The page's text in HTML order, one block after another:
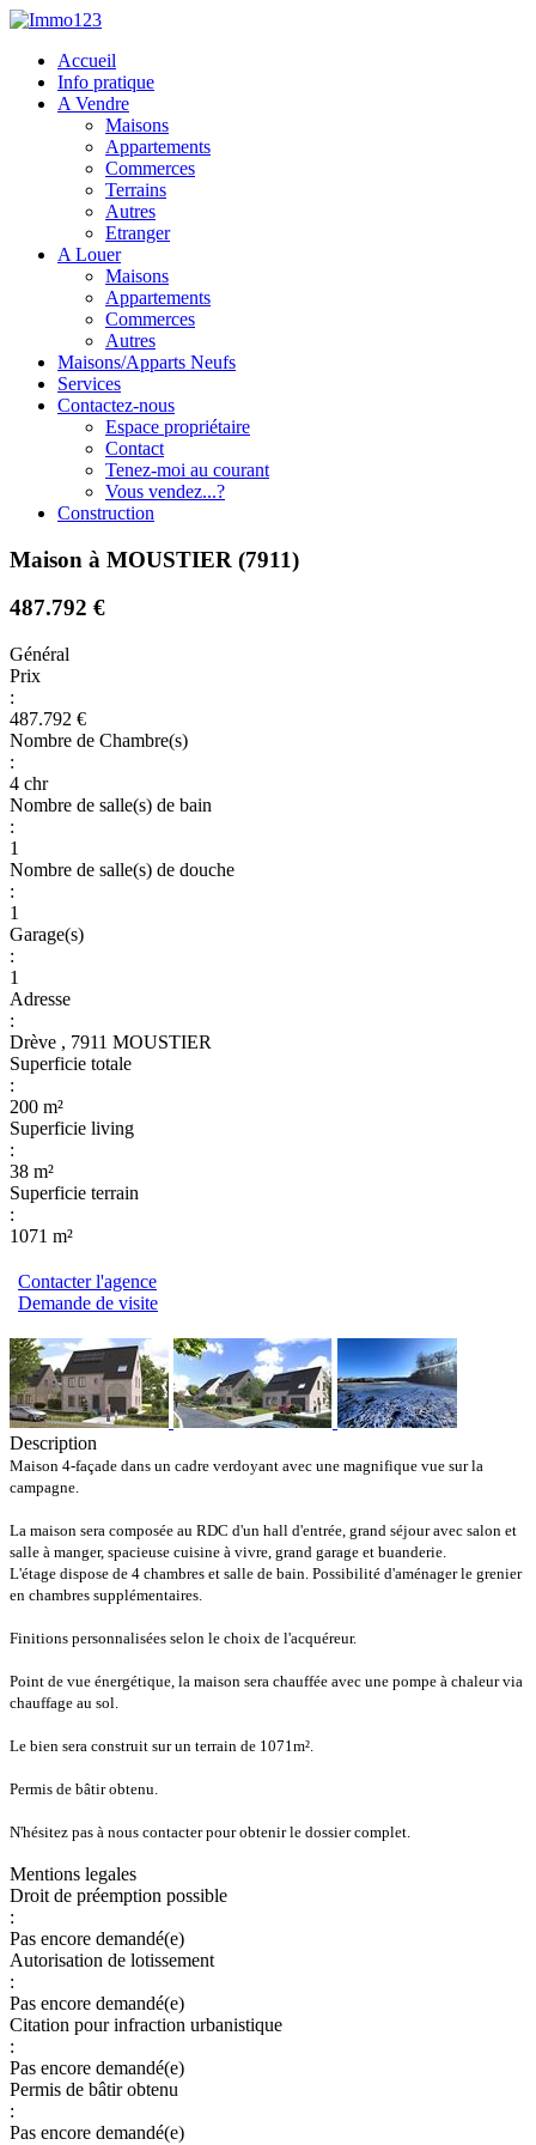
Accueil
Info pratique
A Vendre
Maisons
Appartements
Commerces
Terrains
Autres
Etranger
A Louer
Maisons
Appartements
Commerces
Autres
Maisons/Apparts Neufs
Services
Contactez-nous
Espace propriétaire
Contact
Tenez-moi au courant
Vous vendez...?
Construction
Maison à MOUSTIER (7911)
487.792 €
Général
Prix
:
487.792 €
Nombre de Chambre(s)
:
4 chr
Nombre de salle(s) de bain
:
1
Nombre de salle(s) de douche
:
1
Garage(s)
:
1
Adresse
:
Drève , 7911 MOUSTIER
Superficie totale
:
200 m²
Superficie living
:
38 m²
Superficie terrain
:
1071 m²
Contacter l'agence
Demande de visite
Description
Maison 4-façade dans un cadre verdoyant avec une magnifique vue sur la
campagne.
La maison sera composée au RDC d'un hall d'entrée, grand séjour avec salon et
salle à manger, spacieuse cuisine à vivre, grand garage et buanderie.
L'étage dispose de 4 chambres et salle de bain. Possibilité d'aménager le grenier
en chambres supplémentaires.
Finitions personnalisées selon le choix de l'acquéreur.
Point de vue énergétique, la maison sera chauffée avec une pompe à chaleur via
chauffage au sol.
Le bien sera construit sur un terrain de 1071m².
Permis de bâtir obtenu.
N'hésitez pas à nous contacter pour obtenir le dossier complet.
Mentions legales
Droit de préemption possible
:
Pas encore demandé(e)
Autorisation de lotissement
:
Pas encore demandé(e)
Citation pour infraction urbanistique
:
Pas encore demandé(e)
Permis de bâtir obtenu
:
Pas encore demandé(e)